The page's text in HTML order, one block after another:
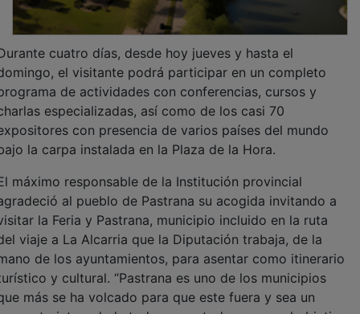
el visitante podrá participar en un completo
de actividades con conferencias, cursos y
especializadas, así como de los casi 70
con presencia de varios países del mundo
la carpa instalada en la Plaza de la Hora.
al pueblo de Pastrana su acogida invitando a
la Feria y Pastrana, municipio incluido en la ruta
viaje a La Alcarria que la Diputación trabaja, de la
de los ayuntamientos, para asentar como itinerario
y cultural. “Pastrana es uno de los municipios
más se ha volcado para que este fuera y sea un
integral, de todos, para todos, y con el objetivo